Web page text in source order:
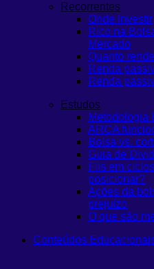
Recorrentes
Onde Investir
Rico na
Mercado
Quanto
Renda
Renda
Estudos
Metodologia
ARCA
Bolsa vs.
Guia de
Fiis em
posicionar?
Ações da
prejuízo
O que são
Conteúdos